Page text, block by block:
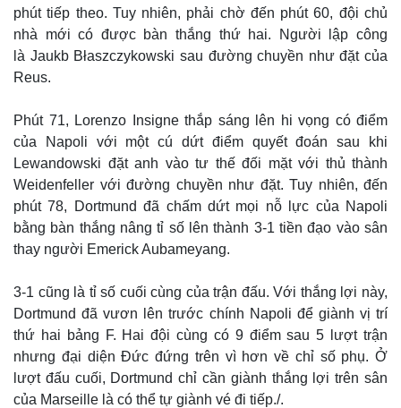
Quan sát
Cuộc sống đó đây
Hồ sơ
Video
Ảnh
E-Magazine
Infographic
phút tiếp theo. Tuy nhiên, phải chờ đến phút 60, đội chủ
nhà mới có được bàn thắng thứ hai. Người lập công
là Jaukb Błaszczykowski sau đường chuyền như đặt của
Reus.
Phút 71, Lorenzo Insigne thắp sáng lên hi vọng có điểm
của Napoli với một cú dứt điểm quyết đoán sau khi
Lewandowski đặt anh vào tư thế đối mặt với thủ thành
Weidenfeller với đường chuyền như đặt. Tuy nhiên, đến
phút 78, Dortmund đã chấm dứt mọi nỗ lực của Napoli
bằng bàn thắng nâng tỉ số lên thành 3-1 tiền đạo vào sân
thay người Emerick Aubameyang.
3-1 cũng là tỉ số cuối cùng của trận đấu. Với thắng lợi này,
Dortmund đã vươn lên trước chính Napoli để giành vị trí
thứ hai bảng F. Hai đội cùng có 9 điểm sau 5 lượt trận
nhưng đại diện Đức đứng trên vì hơn về chỉ số phụ. Ở
lượt đấu cuối, Dortmund chỉ cần giành thắng lợi trên sân
của Marseille là có thể tự giành vé đi tiếp./.